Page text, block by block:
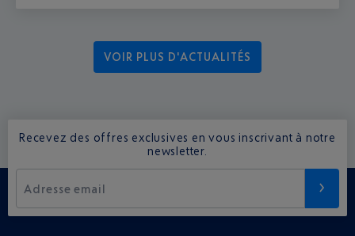
VOIR PLUS D'ACTUALITÉS
Recevez des offres exclusives en vous inscrivant à notre
newsletter.
Adresse email